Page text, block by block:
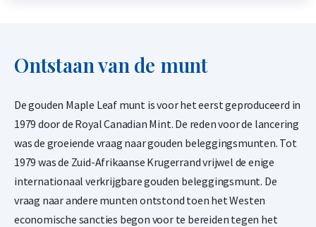
Ontstaan van de munt
De gouden Maple Leaf munt is voor het eerst geproduceerd in
1979 door de Royal Canadian Mint. De reden voor de lancering
was de groeiende vraag naar gouden beleggingsmunten. Tot
1979 was de Zuid-Afrikaanse Krugerrand vrijwel de enige
internationaal verkrijgbare gouden beleggingsmunt. De
vraag naar andere munten ontstond toen het Westen
economische sancties begon voor te bereiden tegen het